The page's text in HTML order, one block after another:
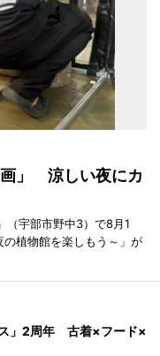
」 涼しい夜にカ
（宇部市野中3）で8月1
植物館を楽しもう～」が
」2周年 古着×フード×